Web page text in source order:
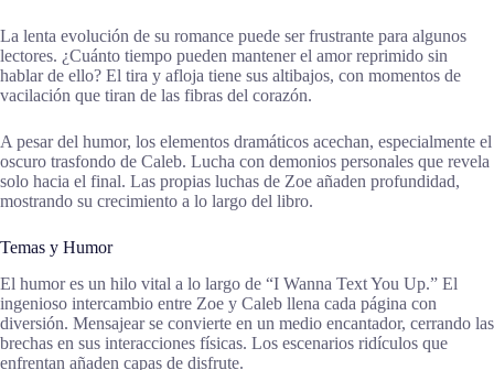
La lenta evolución de su romance puede ser frustrante para algunos
lectores. ¿Cuánto tiempo pueden mantener el amor reprimido sin
hablar de ello? El tira y afloja tiene sus altibajos, con momentos de
vacilación que tiran de las fibras del corazón.
A pesar del humor, los elementos dramáticos acechan, especialmente el
oscuro trasfondo de Caleb. Lucha con demonios personales que revela
solo hacia el final. Las propias luchas de Zoe añaden profundidad,
mostrando su crecimiento a lo largo del libro.
Temas y Humor
El humor es un hilo vital a lo largo de “I Wanna Text You Up.” El
ingenioso intercambio entre Zoe y Caleb llena cada página con
diversión. Mensajear se convierte en un medio encantador, cerrando las
brechas en sus interacciones físicas. Los escenarios ridículos que
enfrentan añaden capas de disfrute.